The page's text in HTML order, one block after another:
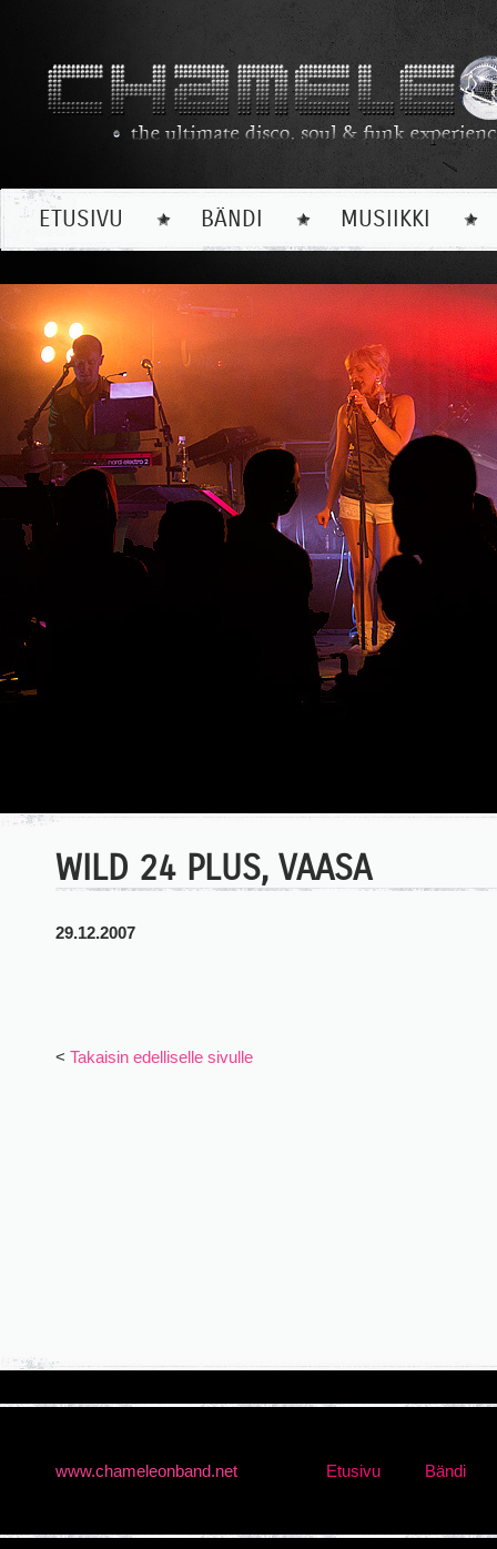
ETUSIVU BÄNDI MUSIIKKI
WILD 24 PLUS, VAASA
29.12.2007
< Takaisin edelliselle sivulle
www.chameleonband.net Etusivu Bändi